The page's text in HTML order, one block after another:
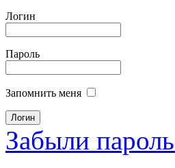
Логин
Пароль
Запомнить меня
Забыли